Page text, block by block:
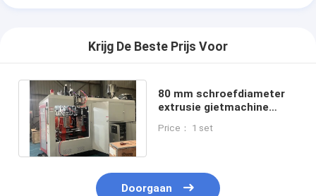
Krijg De Beste Prijs Voor
80 mm schroefdiameter
extrusie gietmachine
productie
Price： 1 set
Doorgaan